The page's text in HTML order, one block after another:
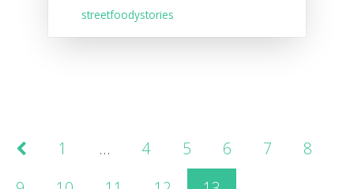
streetfoodystories
1 … 4 5 6 7
8